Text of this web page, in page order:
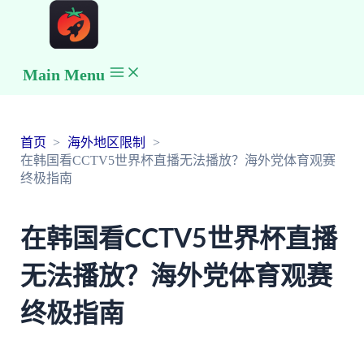
Main Menu
首页
海外地区限制
在韩国看CCTV5世界杯直播无法播放？海外党体育观赛
终极指南
在韩国看CCTV5世界杯直播
无法播放？海外党体育观赛
终极指南